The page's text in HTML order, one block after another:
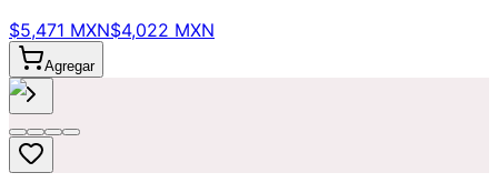
$5,471 MXN$4,022 MXN
Agregar